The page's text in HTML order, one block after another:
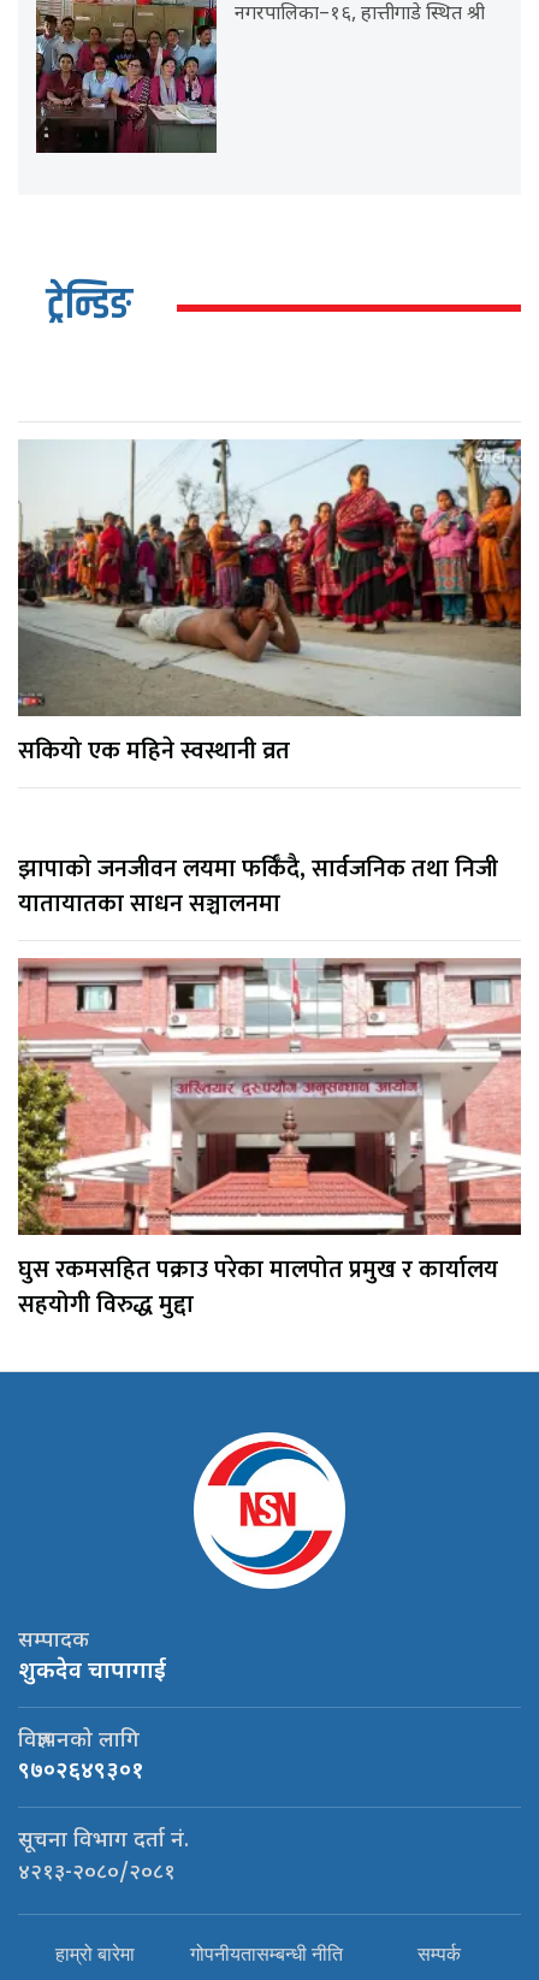
नगरपालिका–१६, हात्तीगाडे स्थित श्री
ट्रेन्डिङ
सकियो एक महिने स्वस्थानी व्रत
झापाको जनजीवन लयमा फर्किँदै, सार्वजनिक तथा निजी
यातायातका साधन सञ्चालनमा
घुस रकमसहित पक्राउ परेका मालपोत प्रमुख र कार्यालय
सहयोगी विरुद्ध मुद्दा
सम्पादक
शुकदेव चापागाई
विज्ञापनको लागि
९७०२६४९३०१
सूचना विभाग दर्ता नं.
४२१३-२०८०/२०८१
हाम्रो बारेमा गोपनीयतासम्बन्धी नीति सम्पर्क